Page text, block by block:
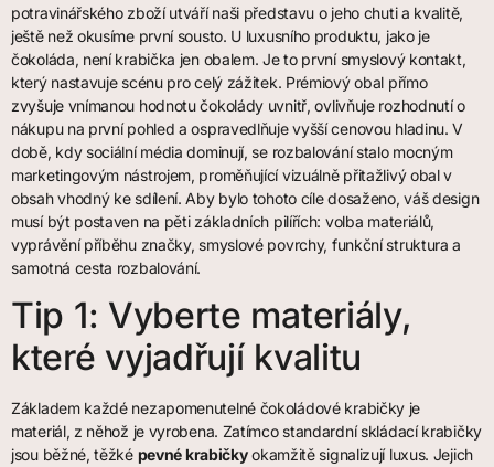
potravinářského zboží utváří naši představu o jeho chuti a kvalitě,
ještě než okusíme první sousto. U luxusního produktu, jako je
čokoláda, není krabička jen obalem. Je to první smyslový kontakt,
který nastavuje scénu pro celý zážitek. Prémiový obal přímo
zvyšuje vnímanou hodnotu čokolády uvnitř, ovlivňuje rozhodnutí o
nákupu na první pohled a ospravedlňuje vyšší cenovou hladinu. V
době, kdy sociální média dominují, se rozbalování stalo mocným
marketingovým nástrojem, proměňující vizuálně přitažlivý obal v
obsah vhodný ke sdílení. Aby bylo tohoto cíle dosaženo, váš design
musí být postaven na pěti základních pilířích: volba materiálů,
vyprávění příběhu značky, smyslové povrchy, funkční struktura a
samotná cesta rozbalování.
Tip 1: Vyberte materiály,
které vyjadřují kvalitu
Základem každé nezapomenutelné čokoládové krabičky je
materiál, z něhož je vyrobena. Zatímco standardní skládací krabičky
jsou běžné, těžké pevné krabičkyokamžitě signalizují luxus. Jejich